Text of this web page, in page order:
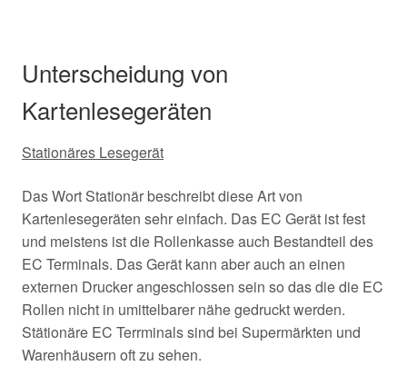
Unterscheidung von
Kartenlesegeräten
Stationäres Lesegerät
Das Wort Stationär beschreibt diese Art von
Kartenlesegeräten sehr einfach. Das EC Gerät ist fest
und meistens ist die Rollenkasse auch Bestandteil des
EC Terminals. Das Gerät kann aber auch an einen
externen Drucker angeschlossen sein so das die die EC
Rollen nicht in umittelbarer nähe gedruckt werden.
Stätionäre EC Terrminals sind bei Supermärkten und
Warenhäusern oft zu sehen.